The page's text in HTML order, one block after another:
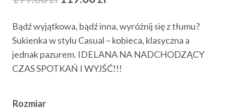
wynosiła:
199.00 zł.
wynosi:
119.00 zł.
Bądź wyjątkowa, bądź inna, wyróżnij się z tłumu?
Sukienka w stylu Casual – kobieca, klasyczna a
jednak pazurem. IDELANA NA NADCHODZĄCY
CZAS SPOTKAŃ I WYJŚĆ!!!
Rozmiar